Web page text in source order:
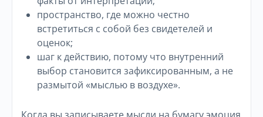
пространство, где можно честно
встретиться с собой без свидетелей и
оценок;
шаг к действию, потому что внутренний
выбор становится зафиксированным, а не
размытой «мыслью в воздухе».